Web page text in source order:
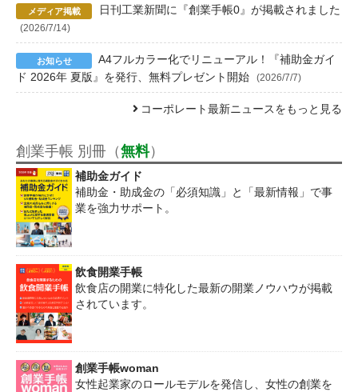
日刊工業新聞に『創業手帳0』が掲載されました
(2026/7/14)
A4フルカラー化でリニューアル！『補助金ガイ
ド 2026年 夏版』を発行、無料プレゼント開始
(2026/7/7)
コーポレート最新ニュースをもっと見る
創業手帳 別冊（無料）
補助金ガイド
補助金・助成金の「必須知識」と「最新情報」で事
業を強力サポート。
飲食開業手帳
飲食店の開業に特化した最新の開業ノウハウが掲載
されています。
創業手帳woman
女性起業家のロールモデルを発信し、女性の創業を